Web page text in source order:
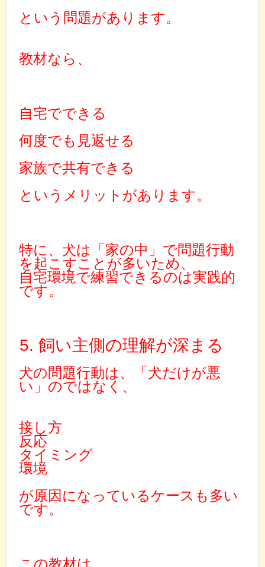
という問題があります。
教材なら、
自宅でできる
何度でも見返せる
家族で共有できる
というメリットがあります。
特に、犬は「家の中」で問題行動
を起こすことが多いため、
自宅環境で練習できるのは実践的
です。
5. 飼い主側の理解が深まる
犬の問題行動は、「犬だけが悪
い」のではなく、
接し方
反応
タイミング
環境
が原因になっているケースも多い
です。
この教材は、